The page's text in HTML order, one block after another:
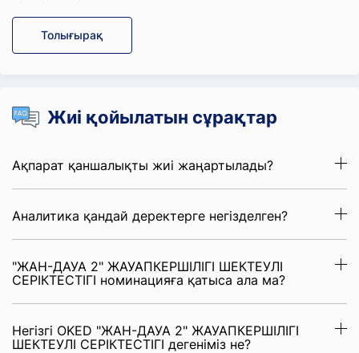
Толығырақ
Жиі қойылатын сұрақтар
Ақпарат қаншалықты жиі жаңартылады?
Аналитика қандай деректерге негізделген?
"ЖАН-ДАУА 2" ЖАУАПКЕРШІЛІГІ ШЕКТЕУЛІ
СЕРІКТЕСТІГІ номинацияға қатыса ала ма?
Негізгі OKED "ЖАН-ДАУА 2" ЖАУАПКЕРШІЛІГІ
ШЕКТЕУЛІ СЕРІКТЕСТІГІ дегеніміз не?